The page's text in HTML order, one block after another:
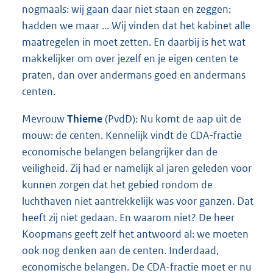
nogmaals: wij gaan daar niet staan en zeggen:
hadden we maar ... Wij vinden dat het kabinet alle
maatregelen in moet zetten. En daarbij is het wat
makkelijker om over jezelf en je eigen centen te
praten, dan over andermans goed en andermans
centen.
MevrouwThieme(PvdD): Nu komt de aap uit de
mouw: de centen. Kennelijk vindt de CDA-fractie
economische belangen belangrijker dan de
veiligheid. Zij had er namelijk al jaren geleden voor
kunnen zorgen dat het gebied rondom de
luchthaven niet aantrekkelijk was voor ganzen. Dat
heeft zij niet gedaan. En waarom niet? De heer
Koopmans geeft zelf het antwoord al: we moeten
ook nog denken aan de centen. Inderdaad,
economische belangen. De CDA-fractie moet er nu